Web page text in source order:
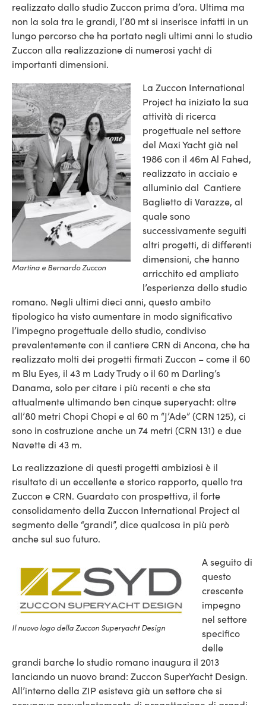
realizzato dallo studio Zuccon prima d’ora. Ultima ma
non la sola tra le grandi, l’80 mt si inserisce infatti in un
lungo percorso che ha portato negli ultimi anni lo studio
Zuccon alla realizzazione di numerosi yacht di
importanti dimensioni.
Martina e Bernardo Zuccon
La Zuccon International
Project ha iniziato la sua
attività di ricerca
progettuale nel settore
del Maxi Yacht già nel
1986 con il 46m Al Fahed,
realizzato in acciaio e
alluminio dal Cantiere
Baglietto di Varazze, al
quale sono
successivamente seguiti
altri progetti, di differenti
dimensioni, che hanno
arricchito ed ampliato
l’esperienza dello studio
romano. Negli ultimi dieci anni, questo ambito
tipologico ha visto aumentare in modo significativo
l’impegno progettuale dello studio, condiviso
prevalentemente con il cantiere CRN di Ancona, che ha
realizzato molti dei progetti firmati Zuccon – come il 60
m Blu Eyes, il 43 m Lady Trudy o il 60 m Darling’s
Danama, solo per citare i più recenti e che sta
attualmente ultimando ben cinque superyacht: oltre
all’80 metri Chopi Chopi e al 60 m “J’Ade” (CRN 125), ci
sono in costruzione anche un 74 metri (CRN 131) e due
Navette di 43 m.
La realizzazione di questi progetti ambiziosi è il
risultato di un eccellente e storico rapporto, quello tra
Zuccon e CRN. Guardato con prospettiva, il forte
consolidamento della Zuccon International Project al
segmento delle “grandi”, dice qualcosa in più però
anche sul suo futuro.
Il nuovo logo della Zuccon Superyacht Design
A seguito di
questo
crescente
impegno
nel settore
specifico
delle
grandi barche lo studio romano inaugura il 2013
lanciando un nuovo brand: Zuccon SuperYacht Design.
All’interno della ZIP esisteva già un settore che si